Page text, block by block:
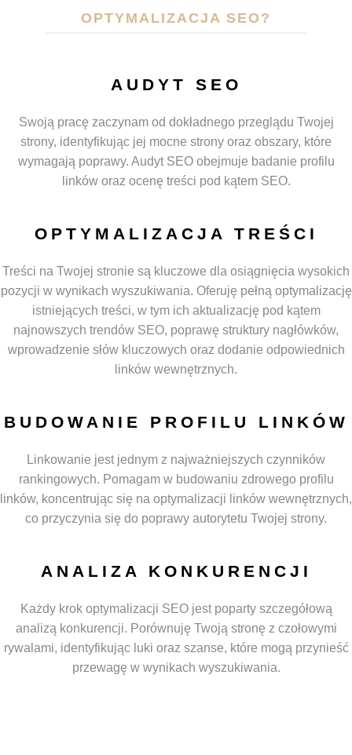
OPTYMALIZACJA SEO?
AUDYT SEO
Swoją pracę zaczynam od dokładnego przeglądu Twojej
strony, identyfikując jej mocne strony oraz obszary, które
wymagają poprawy. Audyt SEO obejmuje badanie profilu
linków oraz ocenę treści pod kątem SEO.
OPTYMALIZACJA TREŚCI
Treści na Twojej stronie są kluczowe dla osiągnięcia wysokich
pozycji w wynikach wyszukiwania. Oferuję pełną optymalizację
istniejących treści, w tym ich aktualizację pod kątem
najnowszych trendów SEO, poprawę struktury nagłówków,
wprowadzenie słów kluczowych oraz dodanie odpowiednich
linków wewnętrznych.
BUDOWANIE PROFILU LINKÓW
Linkowanie jest jednym z najważniejszych czynników
rankingowych. Pomagam w budowaniu zdrowego profilu
linków, koncentrując się na optymalizacji linków wewnętrznych,
co przyczynia się do poprawy autorytetu Twojej strony.
ANALIZA KONKURENCJI
Każdy krok optymalizacji SEO jest poparty szczegółową
analizą konkurencji. Porównuję Twoją stronę z czołowymi
rywalami, identyfikując luki oraz szanse, które mogą przynieść
przewagę w wynikach wyszukiwania.